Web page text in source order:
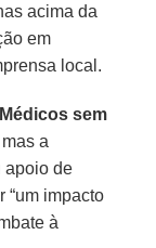
acima da
em
local.
Médicos sem
a
apoio de
“um impacto
à